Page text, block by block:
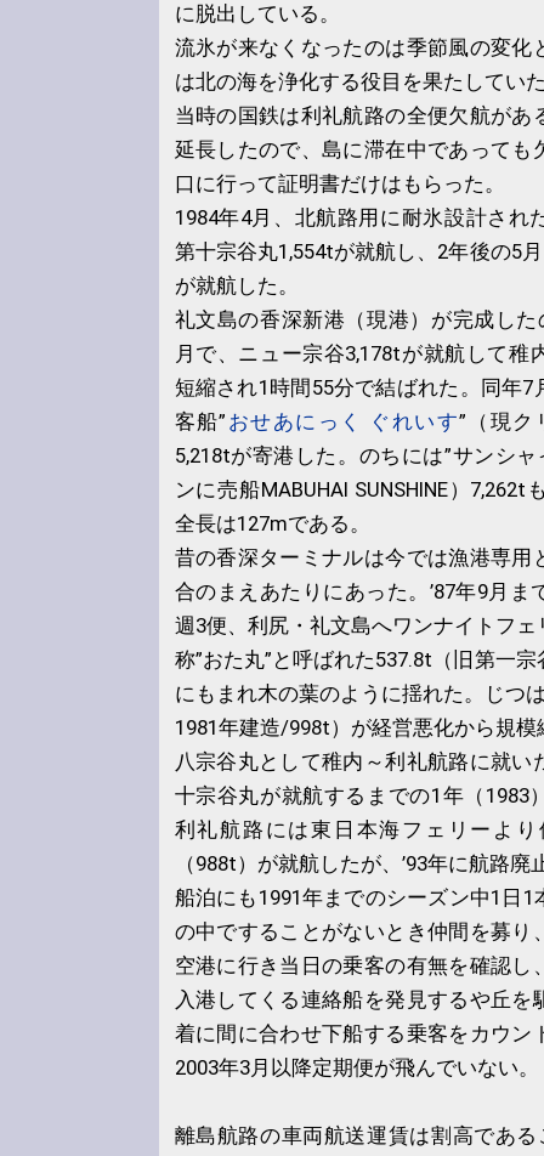
に脱出している。
流氷が来なくなったのは季節風の変化
は北の海を浄化する役目を果たしてい
当時の国鉄は利礼航路の全便欠航があ
延長したので、島に滞在中であっても
口に行って証明書だけはもらった。
1984年4月、北航路用に耐氷設計され
第十宗谷丸1,554tが就航し、2年後の5
が就航した。
礼文島の香深新港（現港）が完成し
月で、ニュー宗谷3,178tが就航して稚
短縮され1時間55分で結ばれた。同年
客船” おせあにっく ぐれいす”（現ク
5,218tが寄港した。のちには”サンシ
ンに売船MABUHAI SUNSHINE）
全長は127mである。
昔の香深ターミナルは今では漁港専用
合のまえあたりにあった。’87年9月
週3便、利尻・礼文島へワンナイトフ
称”おた丸”と呼ばれた537.8t（旧第一
にもまれ木の葉のように揺れた。じつ
1981年建造/998t）が経営悪化から規
八宗谷丸として稚内～利礼航路に就い
十宗谷丸が就航するまでの1年（1983
利礼航路には東日本海フェリーよ
（988t）が就航したが、’93年に航路廃
船泊にも1991年までのシーズン中1日
の中ですることがないとき仲間を募り
空港に行き当日の乗客の有無を確認し
入港してくる連絡船を発見するや丘を
着に間に合わせ下船する乗客をカウン
2003年3月以降定期便が飛んでいない。
離島航路の車両航送運賃は割高であ